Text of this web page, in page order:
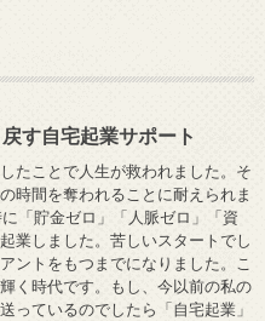
す自宅起業サポート
たことで人生が救われました。そ
時間を奪われることに耐えられま
「貯金ゼロ」「人脈ゼロ」「資
業しました。苦しいスタートでし
ントをもつまでになりました。こ
く時代です。もし、今以前の私の
っているのでしたら「自宅起業」